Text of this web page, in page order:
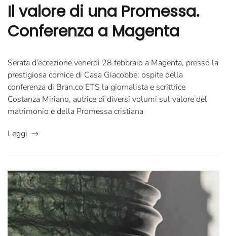
Il valore di una Promessa.
Conferenza a Magenta
Serata d’eccezione venerdì 28 febbraio a Magenta, presso la
prestigiosa cornice di Casa Giacobbe: ospite della
conferenza di Bran.co ETS la giornalista e scrittrice
Costanza Miriano, autrice di diversi volumi sul valore del
matrimonio e della Promessa cristiana
Leggi